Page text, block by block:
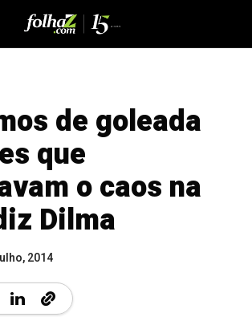
de goleada
que
o caos na
Dilma
2014